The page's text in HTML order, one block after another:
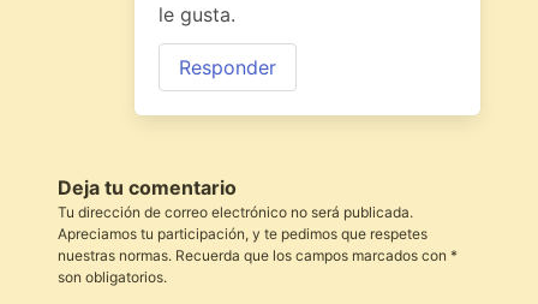
le gusta.
Responder
Deja tu comentario
Tu dirección de correo electrónico no será publicada.
Apreciamos tu participación, y te pedimos que respetes
nuestras normas. Recuerda que los campos marcados con *
son obligatorios.